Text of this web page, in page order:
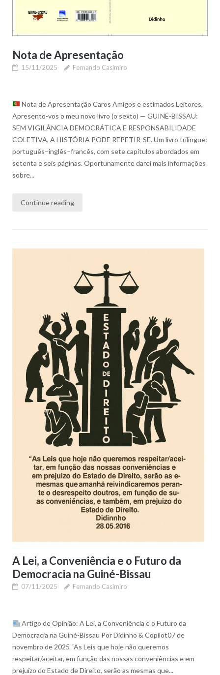
Nota de Apresentação
15/11/2025 Fernando Casimiro
Nota de Apresentação Caros Amigos e estimados Leitores,
Apresento-vos o meu novo livro (o sexto) — GUINÉ-BISSAU:
SEM VIGILÂNCIA DEMOCRÁTICA E RESPONSABILIDADE
COLETIVA, A HISTÓRIA PODE REPETIR-SE. Um livro trilingue:
português–inglês–francês, com sete capítulos abordados em
setenta e seis páginas. Oportunamente darei mais informações
sobre...
Continue reading
A Lei, a Conveniência e o Futuro da
Democracia na Guiné-Bissau
07/11/2025 Fernando Casimiro
Artigo de Opinião: A Lei, a Conveniência e o Futuro da
Democracia na Guiné-Bissau Por Didinho & Copilot07 de
novembro de 2025 “As Leis que hoje não queremos
respeitar/aceitar, em função das nossas conveniências e em
prejuízo do Estado de Direito, serão as mesmas que...